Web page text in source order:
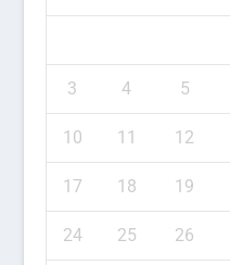
3 4 5
10 11 12
17 18 19
24 25 26